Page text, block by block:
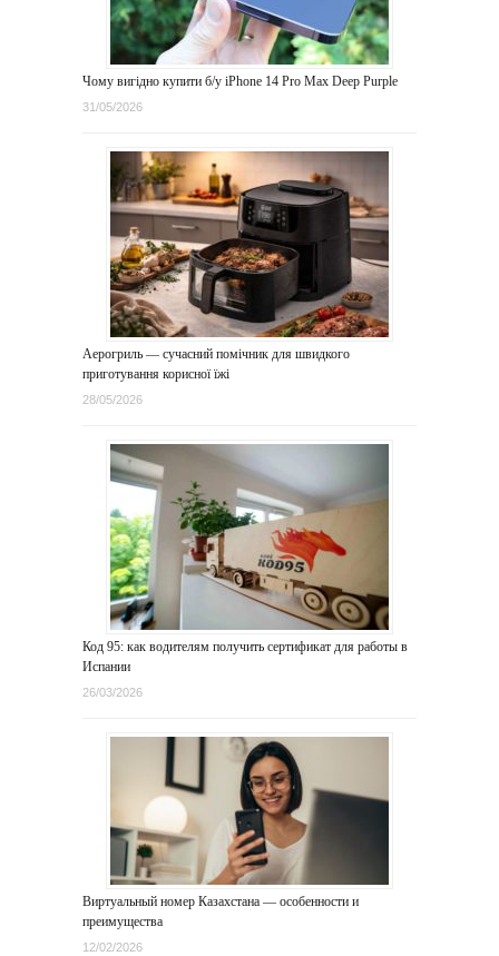
Чому вигідно купити б/у iPhone 14 Pro Max Deep Purple
31/05/2026
Аерогриль — сучасний помічник для швидкого
приготування корисної їжі
28/05/2026
Код 95: как водителям получить сертификат для работы в
Испании
26/03/2026
Виртуальный номер Казахстана — особенности и
преимущества
12/02/2026